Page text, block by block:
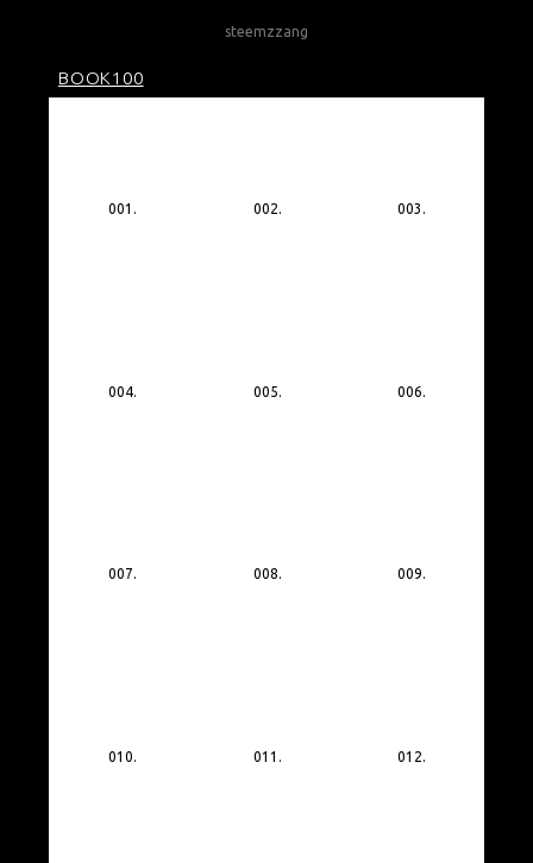
steemzzang
BOOK100
001. 002. 003.
004. 005. 006.
007. 008. 009.
010. 011. 012.